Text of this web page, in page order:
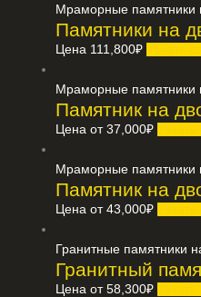
Мраморные памятники
Памятники на
Цена 111,800₽
Мраморные памятники
Памятник на
Цена от37,000₽
Мраморные памятники
Памятник на
Цена от43,000₽
Гранитные памятники
Гранитный
Цена от58,300₽